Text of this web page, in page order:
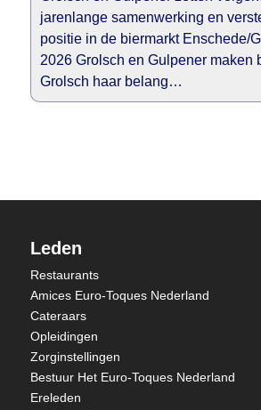
jarenlange samenwerking en
positie in de biermarkt Enschede/
2026 Grolsch en Gulpener maken
Grolsch haar belang…
Leden
Restaurants
Amices Euro-Toques Nederland
Cateraars
Opleidingen
Zorginstellingen
Bestuur Het Euro-Toques Nederland
Ereleden